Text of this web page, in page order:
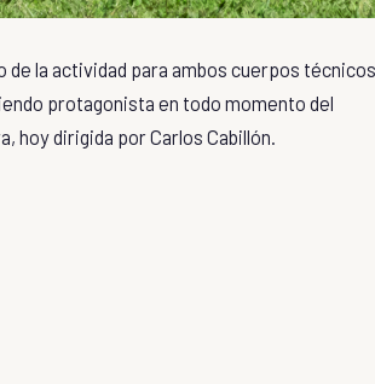
la actividad para ambos cuerpos
protagonista en todo momento del
hoy dirigida por Carlos Cabillón.